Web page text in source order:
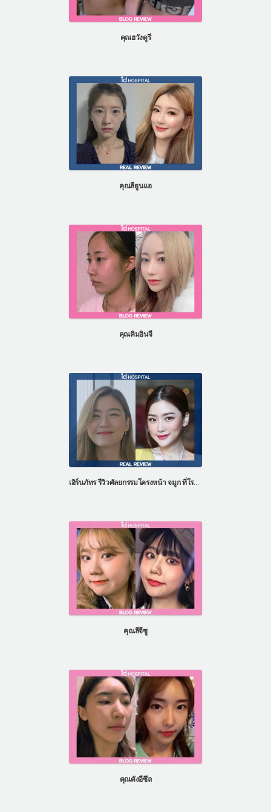
คุณฮวังดูรี
คุณลียูนแอ
คุณคิมอินจี
เอิร์นภัทร รีวิวศัลยกรรมโครงหน้า จมูก ที่โรงพยาบาลไอดี ประเทศเกาหลี
คุณลีจีซู
คุณคังอีซึล